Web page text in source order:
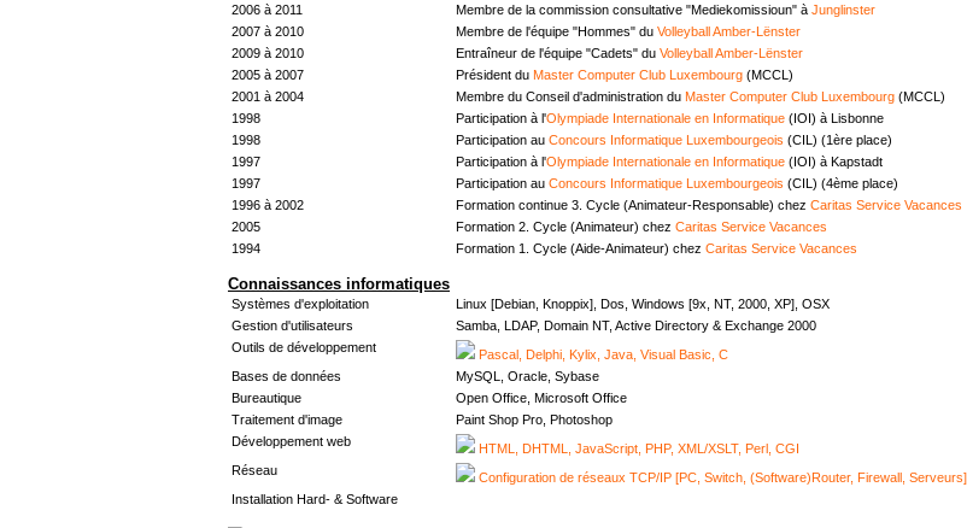
2006 à 2011
Membre de la commission consultative "Mediekomissioun" à Junglinster
2007 à 2010
Membre de l'équipe "Hommes" du Volleyball Amber-Lënster
2009 à 2010
Entraîneur de l'équipe "Cadets" du Volleyball Amber-Lënster
2005 à 2007
Président du Master Computer Club Luxembourg (MCCL)
2001 à 2004
Membre du Conseil d'administration du Master Computer Club Luxembourg (MCCL)
1998
Participation à l'Olympiade Internationale en Informatique (IOI) à Lisbonne
1998
Participation au Concours Informatique Luxembourgeois (CIL) (1ère place)
1997
Participation à l'Olympiade Internationale en Informatique (IOI) à Kapstadt
1997
Participation au Concours Informatique Luxembourgeois (CIL) (4ème place)
1996 à 2002
Formation continue 3. Cycle (Animateur-Responsable) chez Caritas Service Vacances
2005
Formation 2. Cycle (Animateur) chez Caritas Service Vacances
1994
Formation 1. Cycle (Aide-Animateur) chez Caritas Service Vacances
Connaissances informatiques
Systèmes d'exploitation
Linux [Debian, Knoppix], Dos, Windows [9x, NT, 2000, XP], OSX
Gestion d'utilisateurs
Samba, LDAP, Domain NT, Active Directory & Exchange 2000
Outils de développement
Pascal, Delphi, Kylix, Java, Visual Basic, C
Bases de données
MySQL, Oracle, Sybase
Bureautique
Open Office, Microsoft Office
Traitement d'image
Paint Shop Pro, Photoshop
Développement web
HTML, DHTML, JavaScript, PHP, XML/XSLT, Perl, CGI
Réseau
Configuration de réseaux TCP/IP [PC, Switch, (Software)Router, Firewall, Serveurs]
Installation Hard- & Software